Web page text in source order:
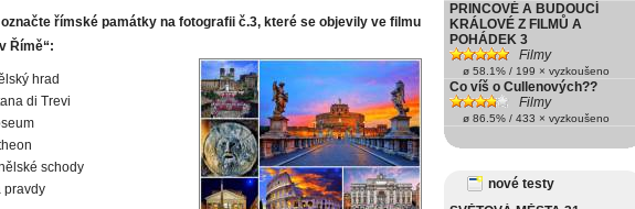
římské památky na fotografii č.3, které se objevily ve filmu
Římě“:
hrad
di Trevi
schody
pravdy
PRINCOVÉ A BUDOUCÍ
KRÁLOVÉ Z FILMŮ A
POHÁDEK 3
Filmy
ø 58.1% / 199 × vyzkoušeno
Co víš o Cullenových??
Filmy
ø 86.5% / 433 × vyzkoušeno
nové testy